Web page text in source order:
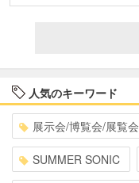
人気のキーワード
展示会/博覧会/展覧会
SUMMER SONIC